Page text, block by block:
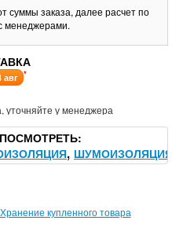
суммы заказа, далее расчет по
менеджерами.
авг *
уточняйте у менеджера
ШУМОИЗОЛЯЦИЯ
Хранение купленного товара